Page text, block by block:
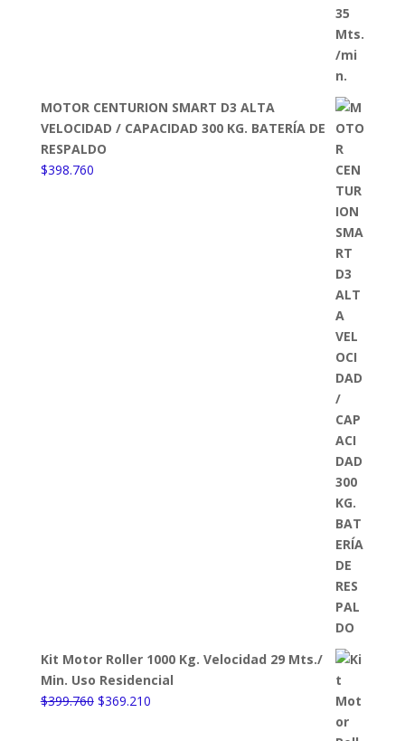
MOTOR CENTURION SMART D3 ALTA
VELOCIDAD / CAPACIDAD 300 KG. BATERÍA DE
RESPALDO
$398.760
Kit Motor Roller 1000 Kg. Velocidad 29 Mts./
Min. Uso Residencial
$399.760 El
$369.210El